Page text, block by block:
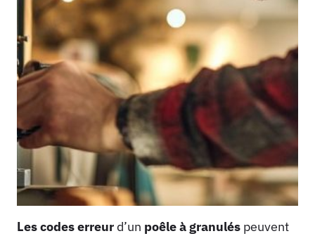
Les codes erreur d’un poêle à granulés peuvent